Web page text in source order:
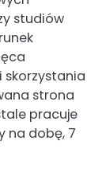
studiów
strona
pracuje
na dobę, 7